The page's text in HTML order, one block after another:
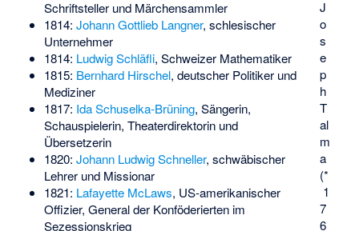
J
o
s
e
p
h
T
al
m
a
(*
1
7
6
Schriftsteller und Märchensammler
1814: Johann Gottlieb Langner, schlesischer
Unternehmer
1814: Ludwig Schläfli, Schweizer Mathematiker
1815: Bernhard Hirschel, deutscher Politiker und
Mediziner
1817: Ida Schuselka-Brüning, Sängerin,
Schauspielerin, Theaterdirektorin und
Übersetzerin
1820: Johann Ludwig Schneller, schwäbischer
Lehrer und Missionar
1821: Lafayette McLaws, US-amerikanischer
Offizier, General der Konföderierten im
Sezessionskrieg